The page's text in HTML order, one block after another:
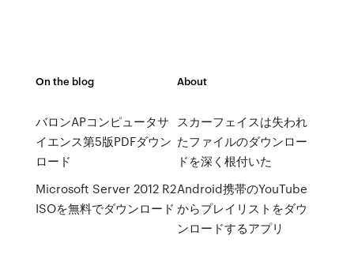
On the blog
バロンAPコンピュータサ
イエンス第5版PDFダウン
ロード
Microsoft Server 2012 R2
ISOを無料でダウンロード
About
スカーフェイスは失われ
たファイルのダウンロー
ドを深く根付いた
Android携帯のYouTube
からプレイリストをダウ
ンロードするアプリ